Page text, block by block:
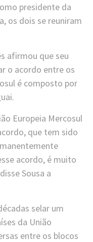
presidente da
os dois se reuniram
afirmou que seu
o acordo entre os
é composto por
Europeia Mercosul
que tem sido
acordo, é muito
Sousa a
selar um
da União
entre os blocos